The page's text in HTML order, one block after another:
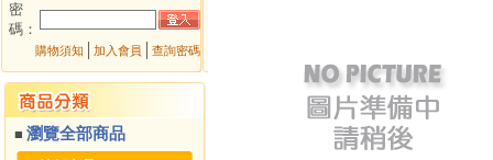
密
碼：
購物須知 加入會員 查詢密碼
■瀏覽全部商品